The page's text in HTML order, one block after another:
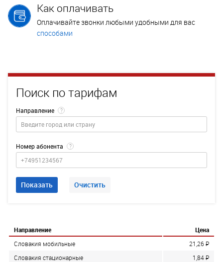
Как оплачивать
Оплачивайте звонки любыми удобными для вас
способами
Поиск по тарифам
Направление ?
Номер абонента ?
Показать Очистить
Направление
Цена
Словакия мобильные
21,26P
Словакия стационарные
1,84P